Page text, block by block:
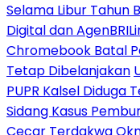
Selama Libur Tahun
Digital dan
Chromebook Batal
Tetap Dibelanjakan
PUPR Kalsel Diduga
Sidang Kasus